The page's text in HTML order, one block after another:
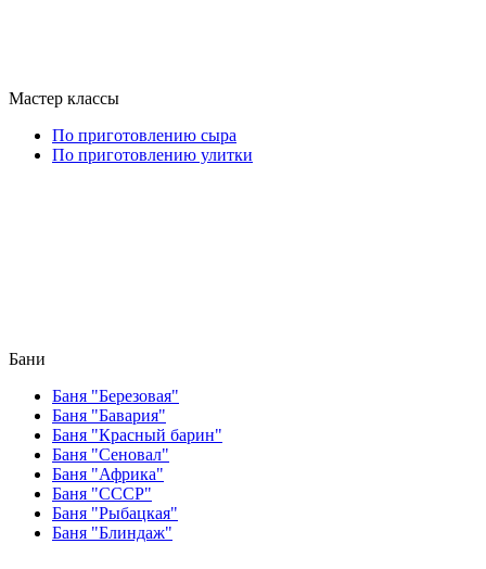
Мастер классы
По приготовлению сыра
По приготовлению улитки
Бани
Баня "Березовая"
Баня "Бавария"
Баня "Красный барин"
Баня "Сеновал"
Баня "Африка"
Баня "СССР"
Баня "Рыбацкая"
Баня "Блиндаж"